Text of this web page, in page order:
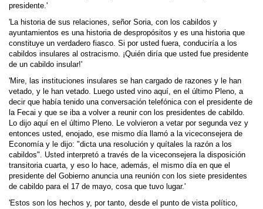
presidente.'
'La historia de sus relaciones, señor Soria, con los cabildos y
ayuntamientos es una historia de despropósitos y es una historia que
constituye un verdadero fiasco. Si por usted fuera, conduciría a los
cabildos insulares al ostracismo. ¡Quién diría que usted fue presidente
de un cabildo insular!'
'Mire, las instituciones insulares se han cargado de razones y le han
vetado, y le han vetado. Luego usted vino aquí, en el último Pleno, a
decir que había tenido una conversación telefónica con el presidente de
la Fecai y que se iba a volver a reunir con los presidentes de cabildo.
Lo dijo aquí en el último Pleno. Le volvieron a vetar por segunda vez y
entonces usted, enojado, ese mismo día llamó a la viceconsejera de
Economía y le dijo: "dicta una resolución y quítales la razón a los
cabildos". Usted interpretó a través de la viceconsejera la disposición
transitoria cuarta, y eso lo hace, además, el mismo día en que el
presidente del Gobierno anuncia una reunión con los siete presidentes
de cabildo para el 17 de mayo, cosa que tuvo lugar.'
'Estos son los hechos y, por tanto, desde el punto de vista político,